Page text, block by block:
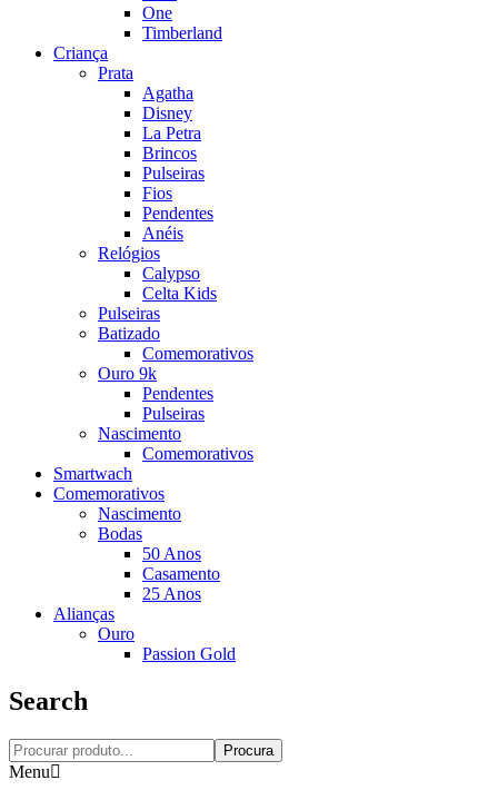
One
Timberland
Criança
Prata
Agatha
Disney
La Petra
Brincos
Pulseiras
Fios
Pendentes
Anéis
Relógios
Calypso
Celta Kids
Pulseiras
Batizado
Comemorativos
Ouro 9k
Pendentes
Pulseiras
Nascimento
Comemorativos
Smartwach
Comemorativos
Nascimento
Bodas
50 Anos
Casamento
25 Anos
Alianças
Ouro
Passion Gold
Search
Procura
Menu